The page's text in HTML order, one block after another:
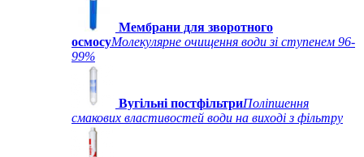
Мембрани для зворотного
осмосуМолекулярне очищення води зі ступенем 96-
99%
Вугільні постфільтриПоліпшення
смакових властивостей води на виході з фільтру